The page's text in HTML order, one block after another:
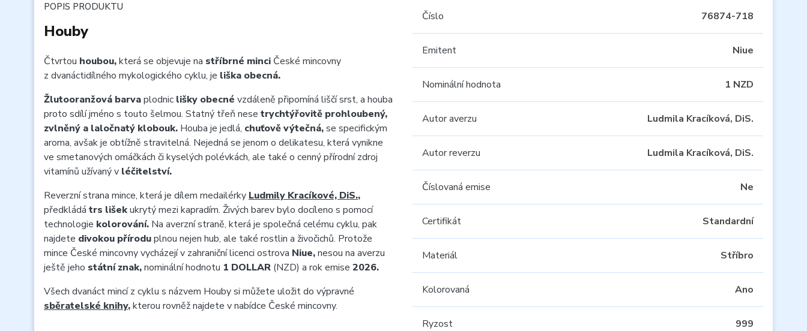
POPIS PRODUKTU
Houby
Čtvrtou houbou,která se objevuje na stříbrné minci České mincovny
z dvanáctidílného mykologického cyklu, je liška obecná.
Žlutooranžová barvaplodnic lišky obecné vzdáleně připomíná liščí srst, a houba
proto sdílí jméno s touto šelmou. Statný třeň nese trychtýřovitě prohloubený,
zvlněný a laločnatý klobouk. Houba je jedlá, chuťově výtečná,se specifickým
aroma, avšak je obtížně stravitelná. Nejedná se jenom o delikatesu, která vynikne
ve smetanových omáčkách či kyselých polévkách, ale také o cenný přírodní zdroj
vitamínů užívaný v léčitelství.
Reverzní strana mince, která je dílem medailérky Ludmily Kracíkové, DiS.,
předkládá trs lišekukrytý mezi kapradím. Živých barev bylo docíleno s pomocí
technologie kolorování. Na averzní straně, která je společná celému cyklu, pak
najdete divokou příroduplnou nejen hub, ale také rostlin a živočichů. Protože
mince České mincovny vycházejí v zahraniční licenci ostrova Niue,nesou na averzu
ještě jeho státní znak,nominální hodnotu 1 DOLLAR (NZD) a rok emise 2026.
Všech dvanáct mincí z cyklu s názvem Houby si můžete uložit do výpravné
sběratelské knihy,kterou rovněž najdete v nabídce České mincovny.
Číslo 76874-718
Emitent Niue
Nominální hodnota 1 NZD
Autor averzu Ludmila Kracíková, DiS.
Autor reverzu Ludmila Kracíková, DiS.
Číslovaná emise Ne
Certifikát Standardní
Materiál Stříbro
Kolorovaná Ano
Ryzost 999